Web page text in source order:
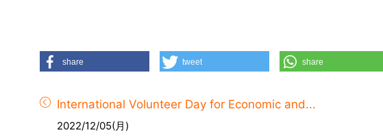
share tweet share
International Volunteer Day for Economic and...
2022/12/05(月)